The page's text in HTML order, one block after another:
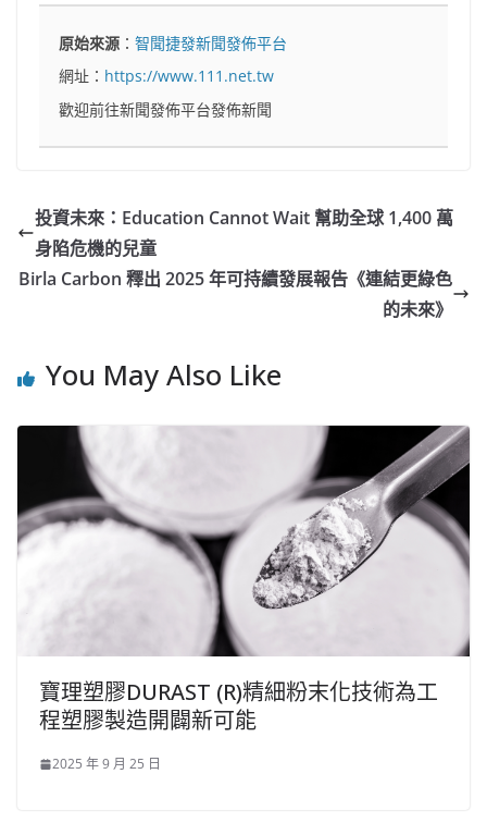
原始來源 ：智聞捷發新聞發佈平台
網址： https://www.111.net.tw
歡迎前往新聞發佈平台發佈新聞
投資未來：Education Cannot Wait 幫助全球 1,400 萬
身陷危機的兒童
Birla Carbon 釋出 2025 年可持續發展報告《連結更綠色
的未來》
You May Also Like
寶理塑膠DURAST (R)精細粉末化技術為工
程塑膠製造開闢新可能
2025 年 9 月 25 日